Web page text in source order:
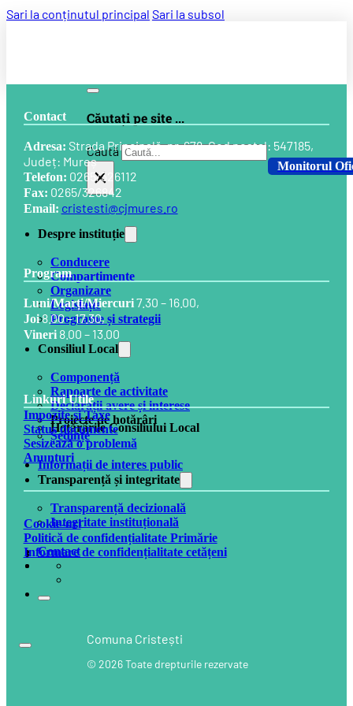
Sari la conținutul principal Sari la subsol
Căutați pe site ...
Caută
×
Despre instituție
Conducere
Compartimente
Organizare
Legislație
Programe și strategii
Consiliul Local
Componență
Rapoarte de activitate
Declarații avere și interese
Proiecte de hotărâri
Hotărârile Consiliului Local
Ședințe
Informații de interes public
Transparență și integritate
Transparență decizională
Integritate instituțională
Contact
Monitorul
Contact
Adresa: Strada Principală, nr. 678, Cod postal: 547185,
Județ: Mureș
Telefon: 0265/326112
Fax: 0265/326842
Email: cristesti@cjmures.ro
Program
Luni/Marți/Miercuri7.30 – 16.00,
Joi8.00 – 17.30,
Vineri8.00 – 13.00
Linkuri Utile
Impozite și Taxe
Status documente
Sesizează o problemă
Anunțuri
Comuna Cristești
© 2026 Toate drepturile rezervate
Cookie-uri
Politică de confidențialitate Primărie
Informare de confidențialitate cetățeni